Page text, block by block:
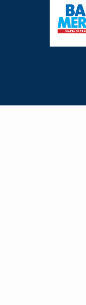
Belawan Amankan